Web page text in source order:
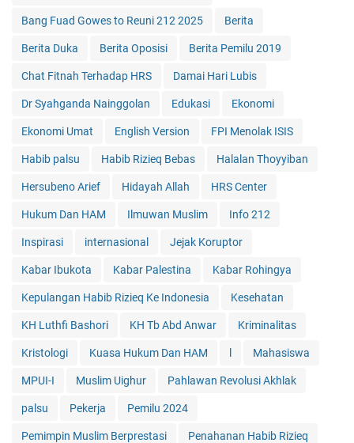
Bang Fuad Gowes to Reuni 212 2025 Berita
Berita Duka Berita Oposisi Berita Pemilu 2019
Chat Fitnah Terhadap HRS Damai Hari Lubis
Dr Syahganda Nainggolan Edukasi Ekonomi
Ekonomi Umat English Version FPI Menolak ISIS
Habib palsu Habib Rizieq Bebas Halalan Thoyyiban
Hersubeno Arief Hidayah Allah HRS Center
Hukum Dan HAM Ilmuwan Muslim Info 212
Inspirasi internasional Jejak Koruptor
Kabar Ibukota Kabar Palestina Kabar Rohingya
Kepulangan Habib Rizieq Ke Indonesia Kesehatan
KH Luthfi Bashori KH Tb Abd Anwar Kriminalitas
Kristologi Kuasa Hukum Dan HAM Mahasiswa
MPUI-I Muslim Uighur Pahlawan Revolusi Akhlak
palsu Pekerja Pemilu 2024
Pemimpin Muslim Berprestasi Penahanan Habib Rizieq